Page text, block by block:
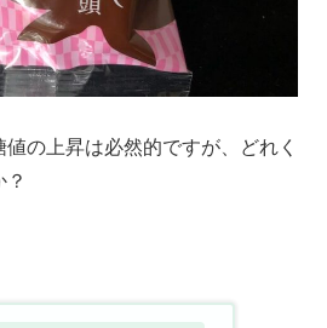
の上昇は必然的ですが、どれく